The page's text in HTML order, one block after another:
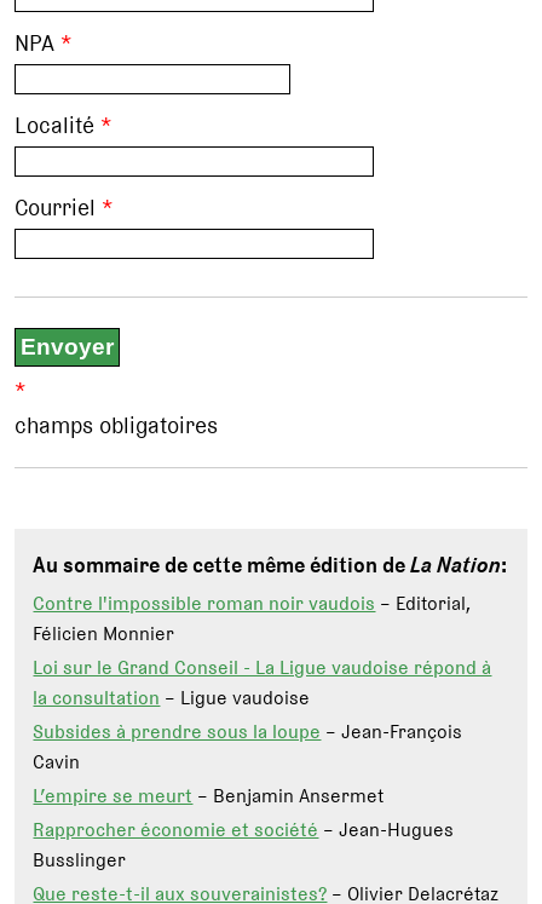
NPA *
Localité *
Courriel *
*
champs obligatoires
Au sommaire de cette même édition deLa Nation:
Contre l'impossible roman noir vaudois– Editorial,
Félicien Monnier
Loi sur le Grand Conseil - La Ligue vaudoise répond à
la consultation– Ligue vaudoise
Subsides à prendre sous la loupe– Jean-François
Cavin
L’empire se meurt– Benjamin Ansermet
Rapprocher économie et société– Jean-Hugues
Busslinger
Que reste-t-il aux souverainistes?– Olivier Delacrétaz